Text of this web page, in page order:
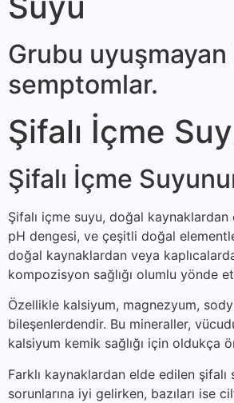
Grubu uyuşmayan
semptomlar.
Şifalı İçme
Şifalı İçme
Şifalı içme suyu, doğal
pH dengesi, ve çeşitli doğal
doğal kaynaklardan veya
kompozisyon sağlığı olumlu yönde
Özellikle kalsiyum, magnezyum,
bileşenlerdendir. Bu mineraller,
kalsiyum kemik sağlığı için oldukça
Farklı kaynaklardan elde edilen
sorunlarına iyi gelirken, bazıları ise